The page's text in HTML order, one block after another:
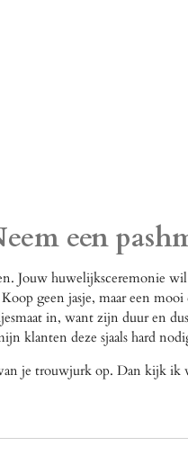
een
Jouw huwelijksceremonie
geen jasje, maar een mooi
in, want zijn duur en
klanten deze sjaals hard
je trouwjurk op. Dan kijk ik